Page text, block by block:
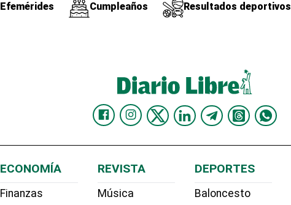
Efemérides Cumpleaños Resultados deportivos
ECONOMÍA
Finanzas
REVISTA
Música
DEPORTES
Baloncesto